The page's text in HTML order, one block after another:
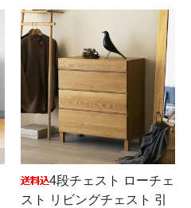
4段チェスト ローチェ
スト リビングチェスト 引